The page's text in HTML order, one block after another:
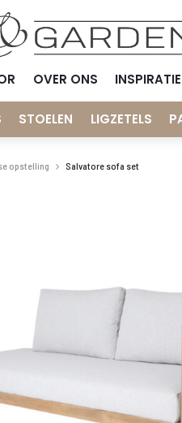
OVER ONS INSPIRATIE
STOELEN LIGZETELS
opstelling Salvatore sofa set